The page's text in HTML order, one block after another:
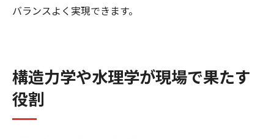
バランスよく実現できます。
構造力学や水理学が現場で果たす
役割